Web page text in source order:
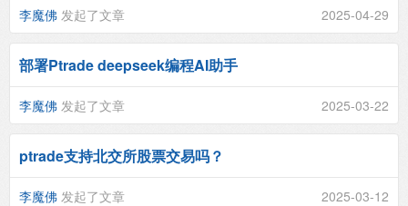
李魔佛 发起了文章 2025-04-29
部署Ptrade deepseek编程AI助手
李魔佛 发起了文章 2025-03-22
ptrade支持北交所股票交易吗？
李魔佛 发起了文章 2025-03-12